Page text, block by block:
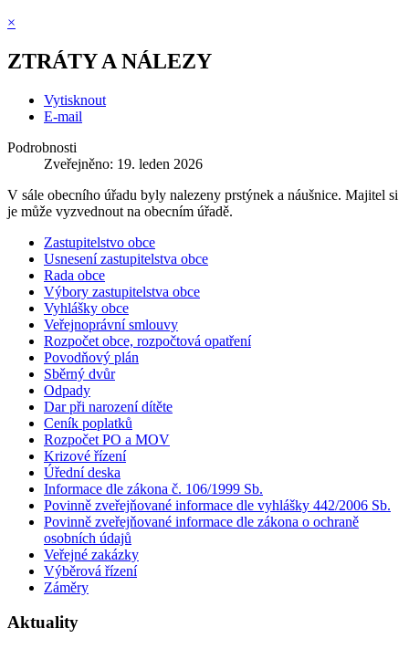
×
ZTRÁTY A NÁLEZY
Vytisknout
E-mail
Podrobnosti
Zveřejněno: 19. leden 2026
V sále obecního úřadu byly nalezeny prstýnek a náušnice. Majitel si
je může vyzvednout na obecním úřadě.
Zastupitelstvo obce
Usnesení zastupitelstva obce
Rada obce
Výbory zastupitelstva obce
Vyhlášky obce
Veřejnoprávní smlouvy
Rozpočet obce, rozpočtová opatření
Povodňový plán
Sběrný dvůr
Odpady
Dar při narození dítěte
Ceník poplatků
Rozpočet PO a MOV
Krizové řízení
Úřední deska
Informace dle zákona č. 106/1999 Sb.
Povinně zveřejňované informace dle vyhlášky 442/2006 Sb.
Povinně zveřejňované informace dle zákona o ochraně
osobních údajů
Veřejné zakázky
Výběrová řízení
Záměry
Aktuality